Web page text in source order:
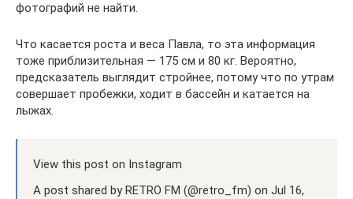
фотографий не найти.
Что касается роста и веса Павла, то эта информация
тоже приблизительная — 175 см и 80 кг. Вероятно,
предсказатель выглядит стройнее, потому что по утрам
совершает пробежки, ходит в бассейн и катается на
лыжах.
View this post on Instagram
A post shared by RETRO FM (@retro_fm) on Jul 16,